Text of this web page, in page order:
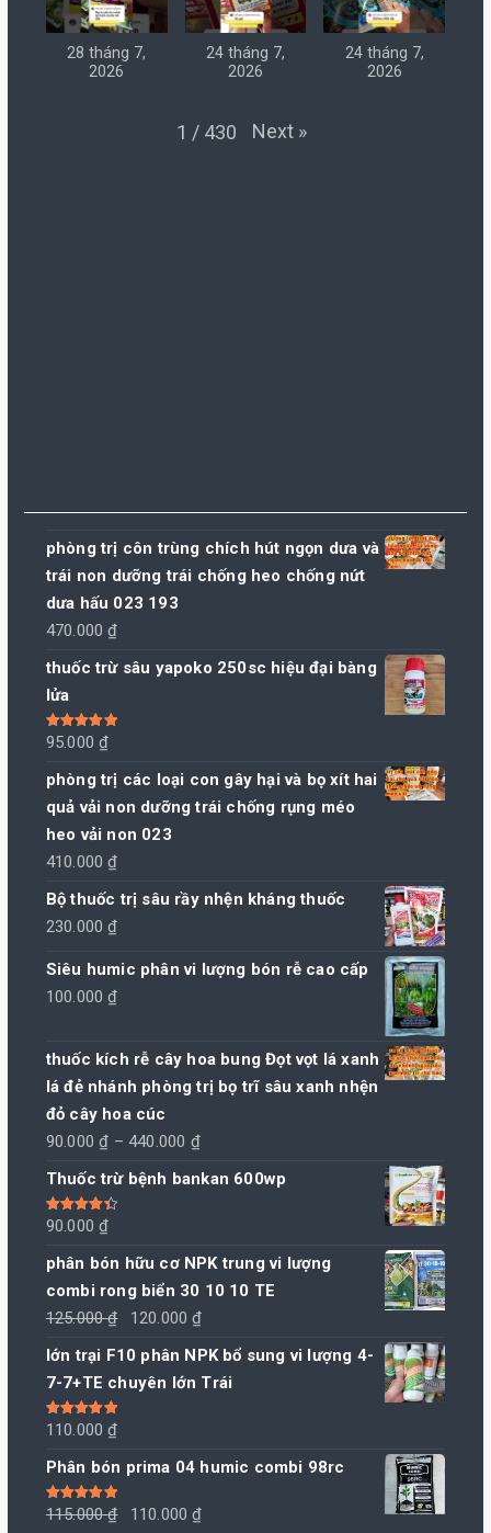
28 tháng 7,
2026
24 tháng 7,
2026
24 tháng 7,
2026
1 / 430 Next »
phòng trị côn trùng chích hút ngọn dưa và
trái non dưỡng trái chống heo chống nứt
dưa hấu 023 193
470.000₫
thuốc trừ sâu yapoko 250sc hiệu đại bàng
lửa
Được xếp
hạng 5.005
95.000₫
phòng trị các loại con gây hại và bọ xít hai
quả vải non dưỡng trái chống rụng méo
heo vải non 023
410.000₫
Bộ thuốc trị sâu rầy nhện kháng thuốc
230.000₫
Siêu humic phân vi lượng bón rễ cao cấp
100.000₫
thuốc kích rễ cây hoa bung Đọt vọt lá xanh
lá đẻ nhánh phòng trị bọ trĩ sâu xanh nhện
đỏ cây hoa cúc
90.000₫ – 440.000 ₫Khoảng
giá:
440.000 ₫
Thuốc trừ bệnh bankan 600wp
Được xếp
4.50
90.000₫
phân bón hữu cơ NPK trung vi lượng
combi rong biển 30 10 10 TE
125.000₫
Giá
gốc
120.000₫
hiện
tại
lớn trại F10 phân NPK bổ sung vi lượng 4-
7-7+TE chuyên lớn Trái
Được xếp
5
110.000₫
Phân bón prima 04 humic combi 98rc
Được xếp
5
115.000₫
Giá
110.000₫